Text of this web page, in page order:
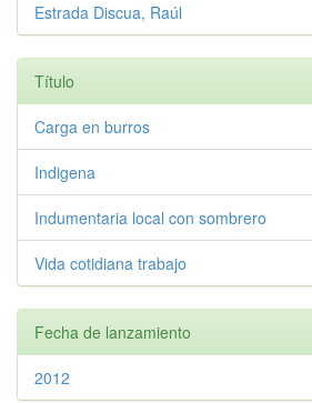
Estrada Discua, Raúl
Título
Carga en burros
Indigena
Indumentaria local con sombrero
Vida cotidiana trabajo
Fecha de lanzamiento
2012